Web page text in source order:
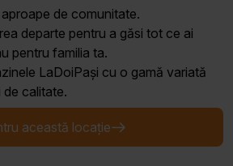
de comunitate.
departe pentru a găsi tot ce ai
pentru familia ta.
LaDoiPași cu o gamă variată
de calitate.
această locație